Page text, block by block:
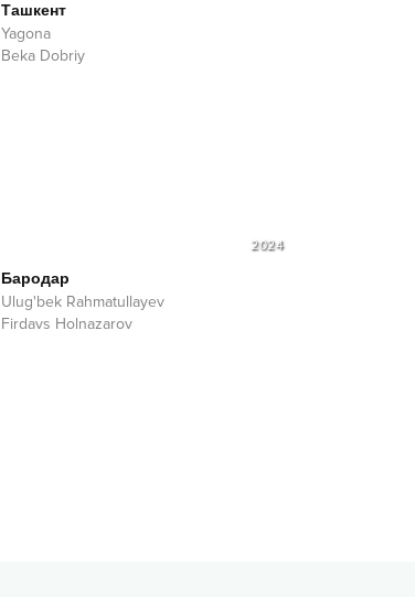
Ташкент
Yagona
Beka Dobriy
2024
Бародар
Ulug'bek Rahmatullayev
Firdavs Holnazarov